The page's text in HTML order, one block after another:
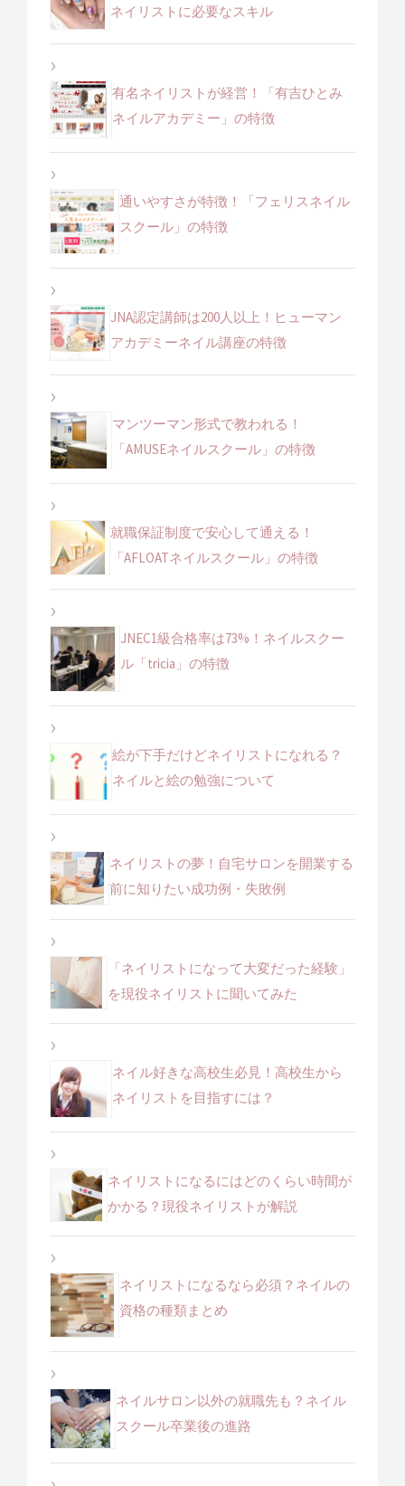
ネイリストに必要なスキル
有名ネイリストが経営！「有吉ひとみ
ネイルアカデミー」の特徴
通いやすさが特徴！「フェリスネイル
スクール」の特徴
JNA認定講師は200人以上！ヒューマン
アカデミーネイル講座の特徴
マンツーマン形式で教われる！
「AMUSEネイルスクール」の特徴
就職保証制度で安心して通える！
「AFLOATネイルスクール」の特徴
JNEC1級合格率は73%！ネイルスクー
ル「tricia」の特徴
絵が下手だけどネイリストになれる？
ネイルと絵の勉強について
ネイリストの夢！自宅サロンを開業する
前に知りたい成功例・失敗例
「ネイリストになって大変だった経験」
を現役ネイリストに聞いてみた
ネイル好きな高校生必見！高校生から
ネイリストを目指すには？
ネイリストになるにはどのくらい時間が
かかる？現役ネイリストが解説
ネイリストになるなら必須？ネイルの
資格の種類まとめ
ネイルサロン以外の就職先も？ネイル
スクール卒業後の進路